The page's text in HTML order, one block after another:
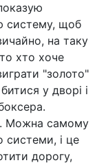
систему, щоб
на таку
хто хоче
"золото"
у дворі і
Можна самому
системи, і це
дорогу,